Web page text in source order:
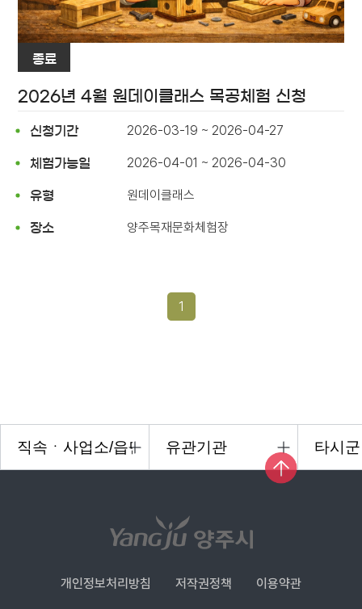
종료
2026년 4월 원데이클래스 목공체험 신청
신청기간 2026-03-19 ~ 2026-04-27
체험가능일 2026-04-01 ~ 2026-04-30
유형 원데이클래스
장소 양주목재문화체험장
1
개인정보처리방침 저작권정책 이용약관